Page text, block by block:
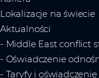
Lokalizacje na świecie
Aktualności
- Middle East conflict
- Oświadczenie
- Taryfy i